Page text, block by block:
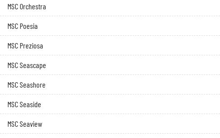
MSC Orchestra
MSC Poesia
MSC Preziosa
MSC Seascape
MSC Seashore
MSC Seaside
MSC Seaview